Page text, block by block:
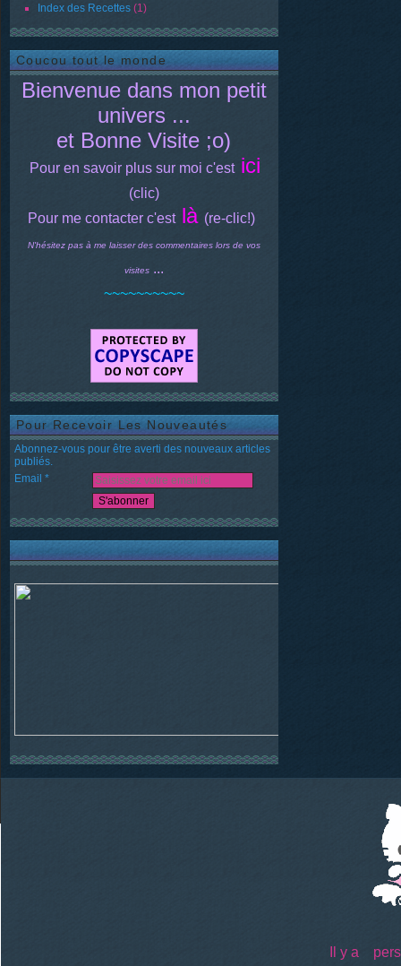
Index des Recettes (1)
Coucou tout le monde
Bienvenue dans mon petit
univers ...
et Bonne Visite ;o)
Pour en savoir plus sur moi c'est ici
(clic)
Pour me contacter c'est là (re-clic!)
N'hésitez pas à me laisser des commentaires lors de vos
visites ...
~~~~~~~~~~
Pour Recevoir Les Nouveautés
Abonnez-vous pour être averti des nouveaux articles
publiés.
Email
Il y a